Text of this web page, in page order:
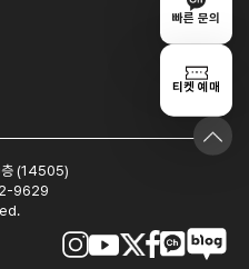
빠른 문의
티켓 예매
층 (14505)
9629